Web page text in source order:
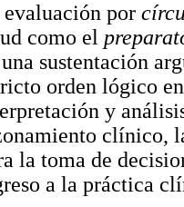
por
como el
sustentación
orden lógico
y
clínico,
la toma de
a la práctica